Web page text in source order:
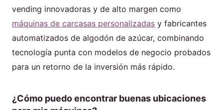
vending innovadoras y de alto margen como
máquinas de carcasas personalizadas y fabricantes
automatizados de algodón de azúcar, combinando
tecnología punta con modelos de negocio probados
para un retorno de la inversión más rápido.
¿Cómo puedo encontrar buenas ubicaciones